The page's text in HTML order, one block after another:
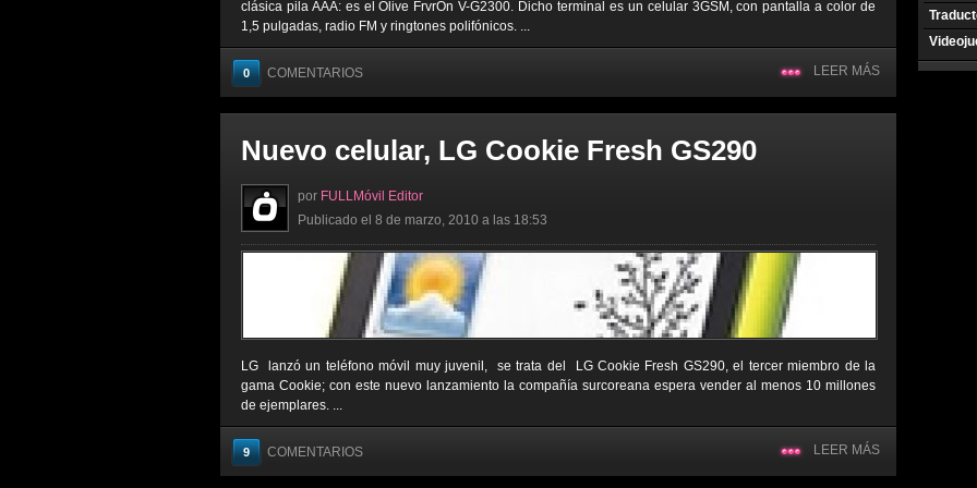
clásica pila AAA: es el Olive FrvrOn V-G2300. Dicho terminal es un celular 3GSM, con pantalla a color de
1,5 pulgadas, radio FM y ringtones polifónicos. ...
0 COMENTARIOS LEER MÁS
Nuevo celular, LG Cookie Fresh GS290
por FULLMóvil Editor
Publicado el 8 de marzo, 2010 a las 18:53
LG lanzó un teléfono móvil muy juvenil, se trata del LG Cookie Fresh GS290, el tercer miembro de la
gama Cookie; con este nuevo lanzamiento la compañía surcoreana espera vender al menos 10 millones
de ejemplares. ...
9 COMENTARIOS LEER MÁS